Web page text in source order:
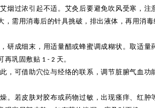
烟过浓引起不适。艾灸 后要避免吹风受寒，注
需用消毒后的针具挑破，排出液体，再用消毒
研成细末，用适量醋或蜂蜜调成糊状。取适量
再巩固敷贴 1 - 2 天。
，可借助穴位与经络的联系，调节脏腑气血功
。若皮肤对胶布或药物过敏，出现瘙痒、红肿